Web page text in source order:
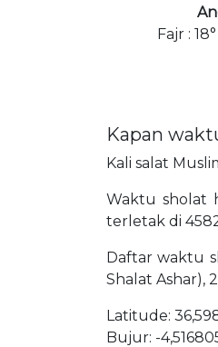
Fajr :
Kapan
Kali salat
Waktu sholat
terletak di
Daftar waktu
Shalat Ashar),
Latitude:
Bujur: -